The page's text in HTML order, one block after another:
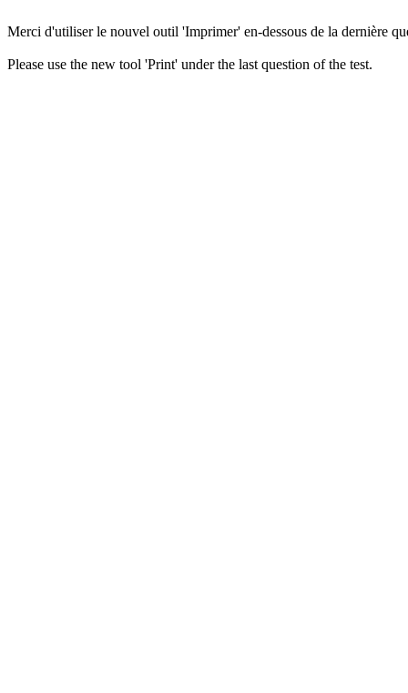
Merci d'utiliser le nouvel outil 'Imprimer' en-dessous de la dernière
Please use the new tool 'Print' under the last question of the test.